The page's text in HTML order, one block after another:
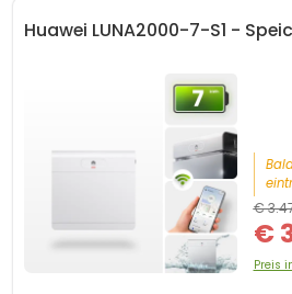
Huawei LUNA2000-7-S1 -
€
€
Preis